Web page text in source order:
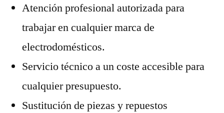
Atención profesional autorizada para
trabajar en cualquier marca de
electrodomésticos.
Servicio técnico a un coste accesible para
cualquier presupuesto.
Sustitución de piezas y repuestos